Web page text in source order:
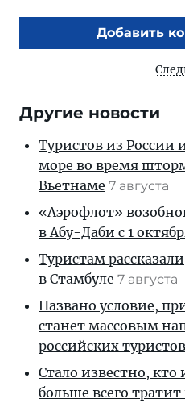
Добавить
Другие новости
Туристов из России
море во время
Вьетнаме 7 августа
«Аэрофлот»
в Абу-Даби с 1
Туристам
в Стамбуле 7 августа
Названо условие,
станет массовым
российских туристов
Стало известно, кто
больше всего